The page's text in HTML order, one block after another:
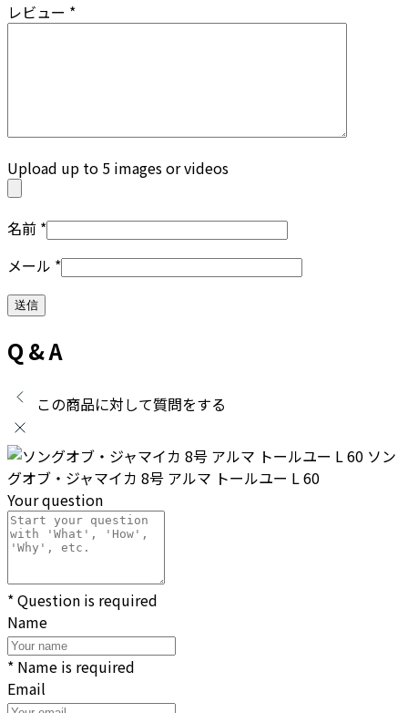
レビュー *
Upload up to 5 images or videos
名前 *
メール *
Q & A
この商品に対して質問をする
ソン
グオブ・ジャマイカ 8号 アルマ トールユー L 60
Your question
* Question is required
Name
* Name is required
Email